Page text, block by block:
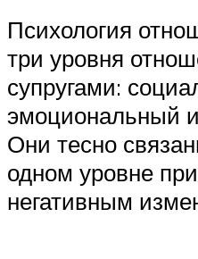
Психология
три уровня
супругами:
эмоциональный
Они тесно
одном уровне
негативным